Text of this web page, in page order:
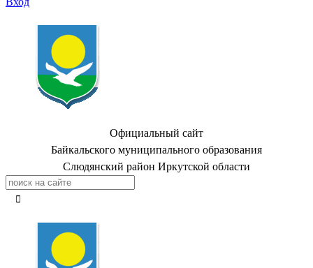
Официальный сайт
Байкальского муниципального образования
Слюдянский район Иркутской области